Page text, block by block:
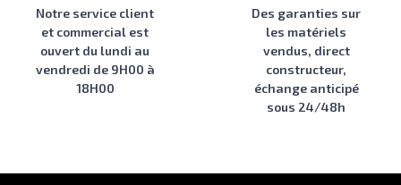
Notre service client
et commercial est
ouvert du lundi au
vendredi de 9H00 à
18H00
Des garanties sur
les matériels
vendus, direct
constructeur,
échange anticipé
sous 24/48h